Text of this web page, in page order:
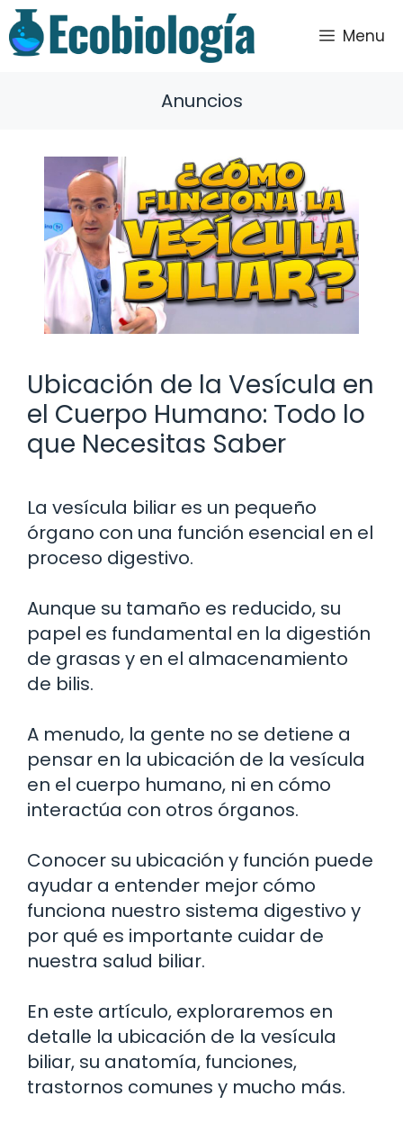
Saltar
al
contenido
Menu
Anuncios
Ubicación de la Vesícula en
el Cuerpo Humano: Todo lo
que Necesitas Saber
La vesícula biliar es un pequeño
órgano con una función esencial en el
proceso digestivo.
Aunque su tamaño es reducido, su
papel es fundamental en la digestión
de grasas y en el almacenamiento
de bilis.
A menudo, la gente no se detiene a
pensar en la ubicación de la vesícula
en el cuerpo humano, ni en cómo
interactúa con otros órganos.
Conocer su ubicación y función puede
ayudar a entender mejor cómo
funciona nuestro sistema digestivo y
por qué es importante cuidar de
nuestra salud biliar.
En este artículo, exploraremos en
detalle la ubicación de la vesícula
biliar, su anatomía, funciones,
trastornos comunes y mucho más.